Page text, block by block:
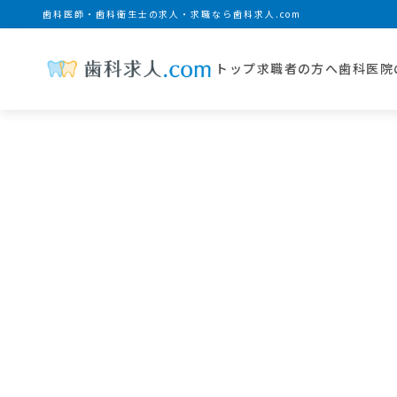
歯科医師・歯科衛生士の求人・求職なら歯科求人.com
トップ求職者の方へ歯科医院